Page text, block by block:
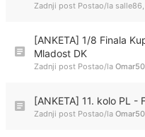
Zadnji post Postao/la salle86,
[ANKETA] 1/8 Finala
Mladost DK
Zadnji post Postao/la
[ANKETA] 11. kolo PL -
Zadnji post Postao/la